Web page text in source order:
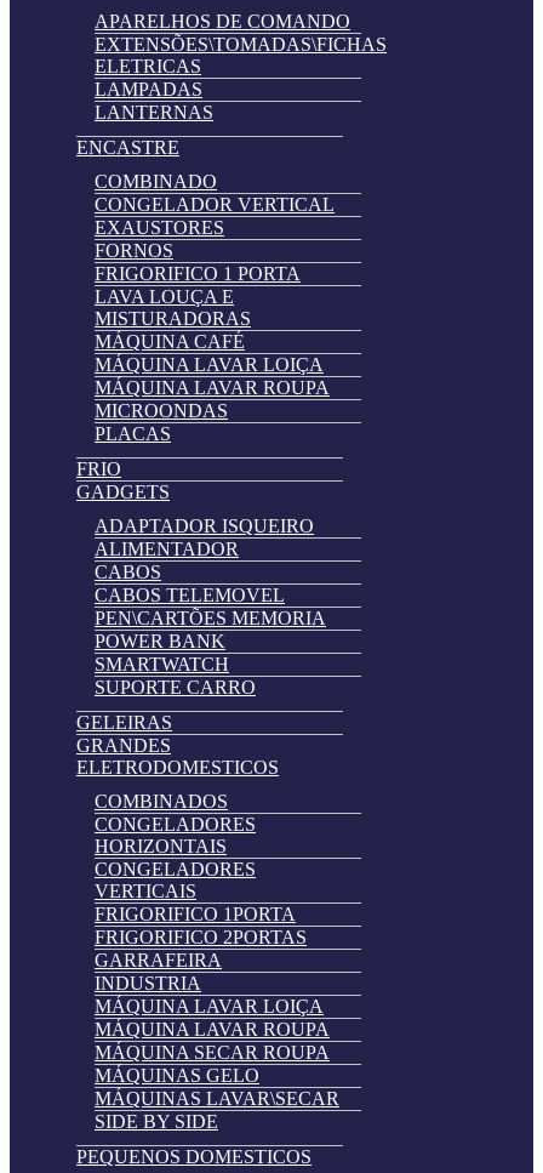
APARELHOS DE COMANDO
EXTENSÕES\TOMADAS\FICHAS
ELETRICAS
LAMPADAS
LANTERNAS
ENCASTRE
COMBINADO
CONGELADOR VERTICAL
EXAUSTORES
FORNOS
FRIGORIFICO 1 PORTA
LAVA LOUÇA E
MISTURADORAS
MÁQUINA CAFÉ
MÁQUINA LAVAR LOIÇA
MÁQUINA LAVAR ROUPA
MICROONDAS
PLACAS
FRIO
GADGETS
ADAPTADOR ISQUEIRO
ALIMENTADOR
CABOS
CABOS TELEMOVEL
PEN\CARTÕES MEMORIA
POWER BANK
SMARTWATCH
SUPORTE CARRO
GELEIRAS
GRANDES
ELETRODOMESTICOS
COMBINADOS
CONGELADORES
HORIZONTAIS
CONGELADORES
VERTICAIS
FRIGORIFICO 1PORTA
FRIGORIFICO 2PORTAS
GARRAFEIRA
INDUSTRIA
MÁQUINA LAVAR LOIÇA
MÁQUINA LAVAR ROUPA
MÁQUINA SECAR ROUPA
MÁQUINAS GELO
MÁQUINAS LAVAR\SECAR
SIDE BY SIDE
PEQUENOS DOMESTICOS